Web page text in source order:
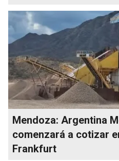
Mendoza: Argentina
comenzará a cotizar
Frankfurt